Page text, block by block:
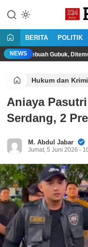
konten
BERITA POLITIK
NEWS
Gubuk, Ditemukan 47
Hukum dan
Aniaya
Serdang, 2
M. Abdul Jabar
Jumat, 5 Juni 2026 -